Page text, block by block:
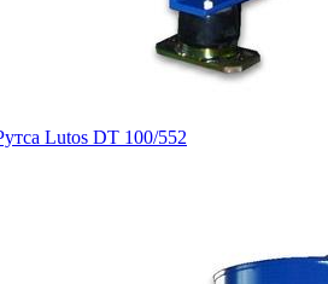
Lutos DT 100/552